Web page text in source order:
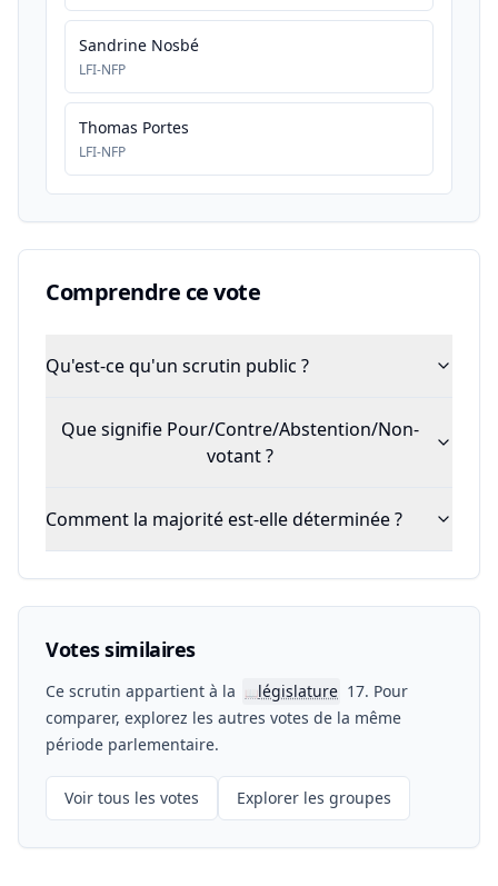
Sandrine Nosbé
LFI-NFP
Thomas Portes
LFI-NFP
Comprendre ce vote
Qu'est-ce qu'un scrutin public ?
Que signifie Pour/Contre/Abstention/Non-
votant ?
Comment la majorité est-elle déterminée ?
Votes similaires
Ce scrutin appartient à la 📖législature 17. Pour
comparer, explorez les autres votes de la même
période parlementaire.
Voir tous les votes Explorer les groupes